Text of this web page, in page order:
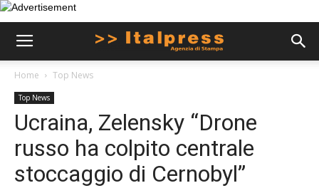
Home Top News
Top News
Ucraina, Zelensky “Drone
russo ha colpito centrale
stoccaggio di Cernobyl”